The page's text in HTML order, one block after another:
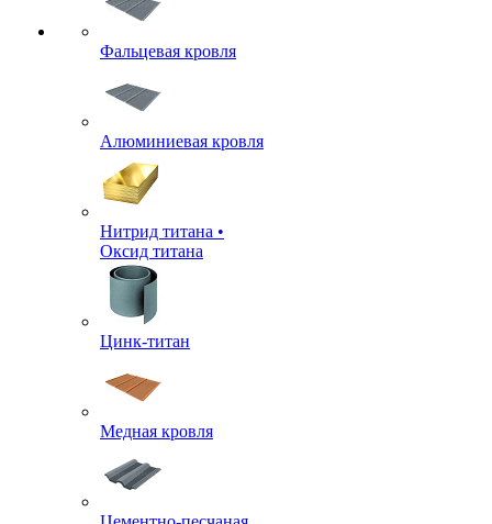
Фальцевая кровля
Алюминиевая кровля
Нитрид титана •
Оксид титана
Цинк-титан
Медная кровля